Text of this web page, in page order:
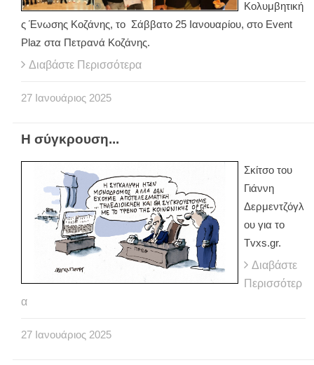
Κολυμβητική
ς Ένωσης Κοζάνης, το Σάββατο 25 Ιανουαρίου, στο Event
Plaz στα Πετρανά Κοζάνης.
Διαβάστε Περισσότερα
27 Ιανουάριος 2025
Η σύγκρουση...
Σκίτσο του
Γιάννη
Δερμεντζόγλ
ου για το
Tvxs.gr.
Διαβάστε
Περισσότερ
α
27 Ιανουάριος 2025